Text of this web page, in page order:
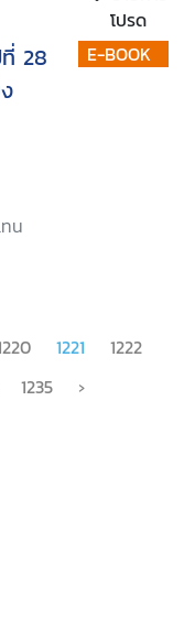
โปรด
28
น
E-BOOK
1221
1222
1235 ›